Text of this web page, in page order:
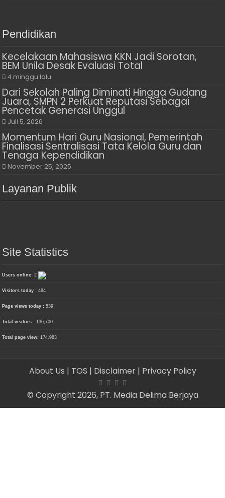
Pendidikan
Kecelakaan Mahasiswa KKN Jadi Sorotan,
BEM Unila Desak Evaluasi Total
4 minggu lalu
Dari Sekolah Paling Diminati Hingga Gudang
Juara, SMPN 2 Perkuat Reputasi Sebagai
Pencetak Generasi Unggul
Juli 5, 2026
Momentum Hari Guru Nasional, Pemerintah
Finalisasi Sentralisasi Tata Kelola Guru dan
Tenaga Kependidikan
November 25, 2025
Layanan Publik
Site Statistics
Users online:2
Visitors today :484
Page views today :539
Total visitors :136,700
Total page view:174,983
About Us | TOS | Disclaimer | Privacy Policy
© Copyright 2026, PT. Media Delima Berjaya